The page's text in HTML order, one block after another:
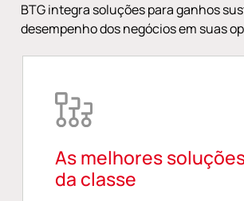
BTG integra soluções para ganhos
desempenho dos negócios em suas
As melhores
da classe